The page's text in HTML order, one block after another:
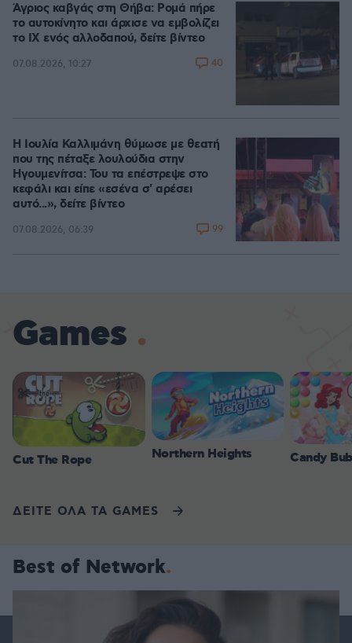
Άγριος καβγάς στη Θήβα: Ρομά πήρε
το αυτοκίνητο και άρχισε να εμβολίζει
το ΙΧ ενός αλλοδαπού, δείτε βίντεο
07.08.2026, 10:27 40
Η Ιουλία Καλλιμάνη θύμωσε με θεατή
που της πέταξε λουλούδια στην
Ηγουμενίτσα: Του τα επέστρεψε στο
κεφάλι και είπε «εσένα σ' αρέσει
αυτό...», δείτε βίντεο
07.08.2026, 06:39 99
Games
Cut The Rope Northern Heights Candy
ΔΕΙΤΕ ΟΛΑ ΤΑ GAMES
Best of Network